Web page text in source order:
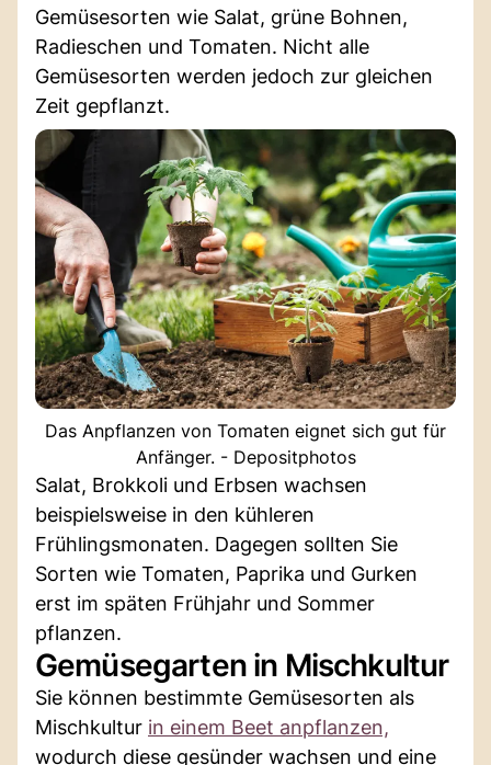
Gemüsesorten wie Salat, grüne Bohnen,
Radieschen und Tomaten. Nicht alle
Gemüsesorten werden jedoch zur gleichen
Zeit gepflanzt.
Das Anpflanzen von Tomaten eignet sich gut für
Anfänger. - Depositphotos
Salat, Brokkoli und Erbsen wachsen
beispielsweise in den kühleren
Frühlingsmonaten. Dagegen sollten Sie
Sorten wie Tomaten, Paprika und Gurken
erst im späten Frühjahr und Sommer
pflanzen.
Gemüsegarten in Mischkultur
Sie können bestimmte Gemüsesorten als
Mischkultur in einem Beet anpflanzen,
wodurch diese gesünder wachsen und eine